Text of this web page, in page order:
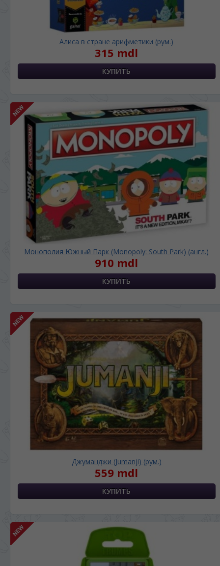
Алиса в стране арифметики (рум.)
315 mdl
Монополия Южный Парк (Monopoly: South Park) (англ.)
910 mdl
Джуманджи (Jumanji) (рум.)
559 mdl